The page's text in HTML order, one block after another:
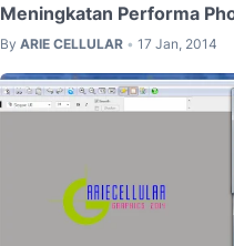
Meningkatan Performa
By ARIE CELLULAR • 17 Jan, 2014